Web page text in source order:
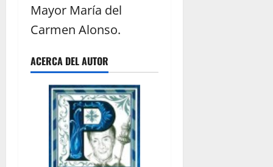
Mayor María del
Carmen Alonso.
ACERCA DEL AUTOR